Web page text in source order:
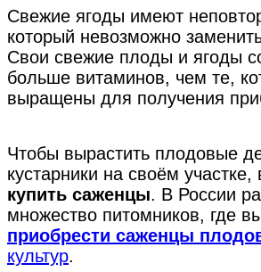
Свежие ягоды имеют
который невозможно
Свои свежие плоды и ягоды
больше витаминов, чем те,
выращены для получения
Чтобы вырастить плодовые
кустарники на своём
купить саженцы. В России
множество питомников, где
приобрести саженцы
культур.